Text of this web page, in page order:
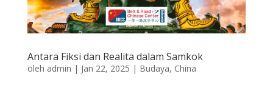
Antara Fiksi dan Realita dalam Samkok
oleh admin | Jan 22, 2025 | Budaya, China